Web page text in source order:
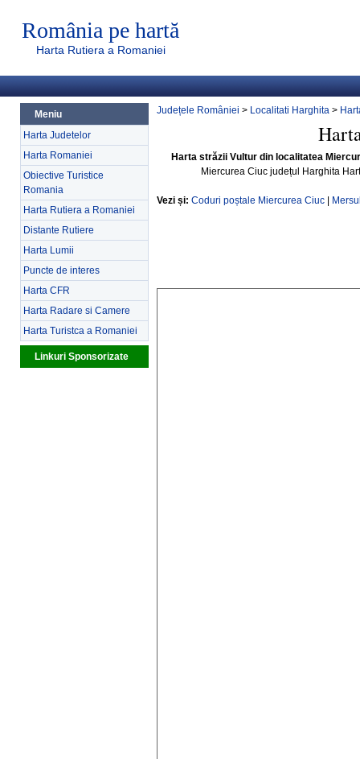
România pe hartă
Harta Rutiera a Romaniei
Meniu
Harta Judetelor
Harta Romaniei
Obiective Turistice
Romania
Harta Rutiera a Romaniei
Distante Rutiere
Harta Lumii
Puncte de interes
Harta CFR
Harta Radare si Camere
Harta Turistca a Romaniei
Linkuri Sponsorizate
Județele României > Localitati Harghita >
Harta străzii Vultur din localitatea
Miercurea Ciuc județul Harghita
Vezi și: Coduri poștale Miercurea Ciuc